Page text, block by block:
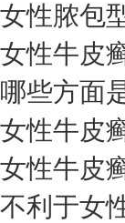
我要咨询我要预约
擅长： 杨成平 互联网门
预约量
6821
疗效满意
98%
女性脓包
女性牛皮
哪些方面
女性牛皮
女性牛皮
不利于女